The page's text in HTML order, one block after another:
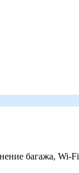
багажа, Wi-